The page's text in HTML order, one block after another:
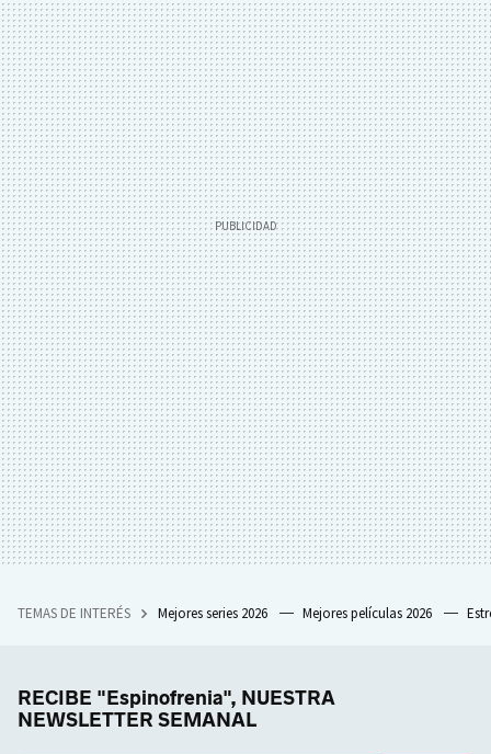
TEMAS DE INTERÉS Mejores series 2026 Mejores películas 2026
RECIBE "Espinofrenia", NUESTRA
NEWSLETTER SEMANAL